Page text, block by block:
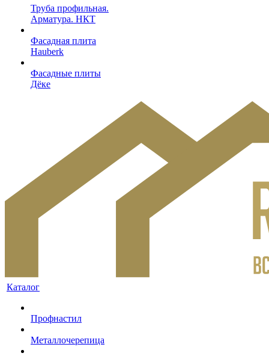
Труба профильная.
Арматура. НКТ
Фасадная плита
Hauberk
Фасадные плиты
Дёке
Каталог
Профнастил
Металлочерепица